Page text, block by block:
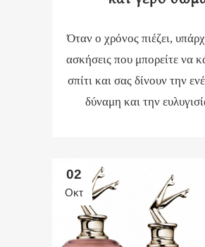
Όταν ο χρόνος πιέζει,
ασκήσεις που μπορείτε να
σπίτι και σας δίνουν την
δύναμη και την
02
Οκτ